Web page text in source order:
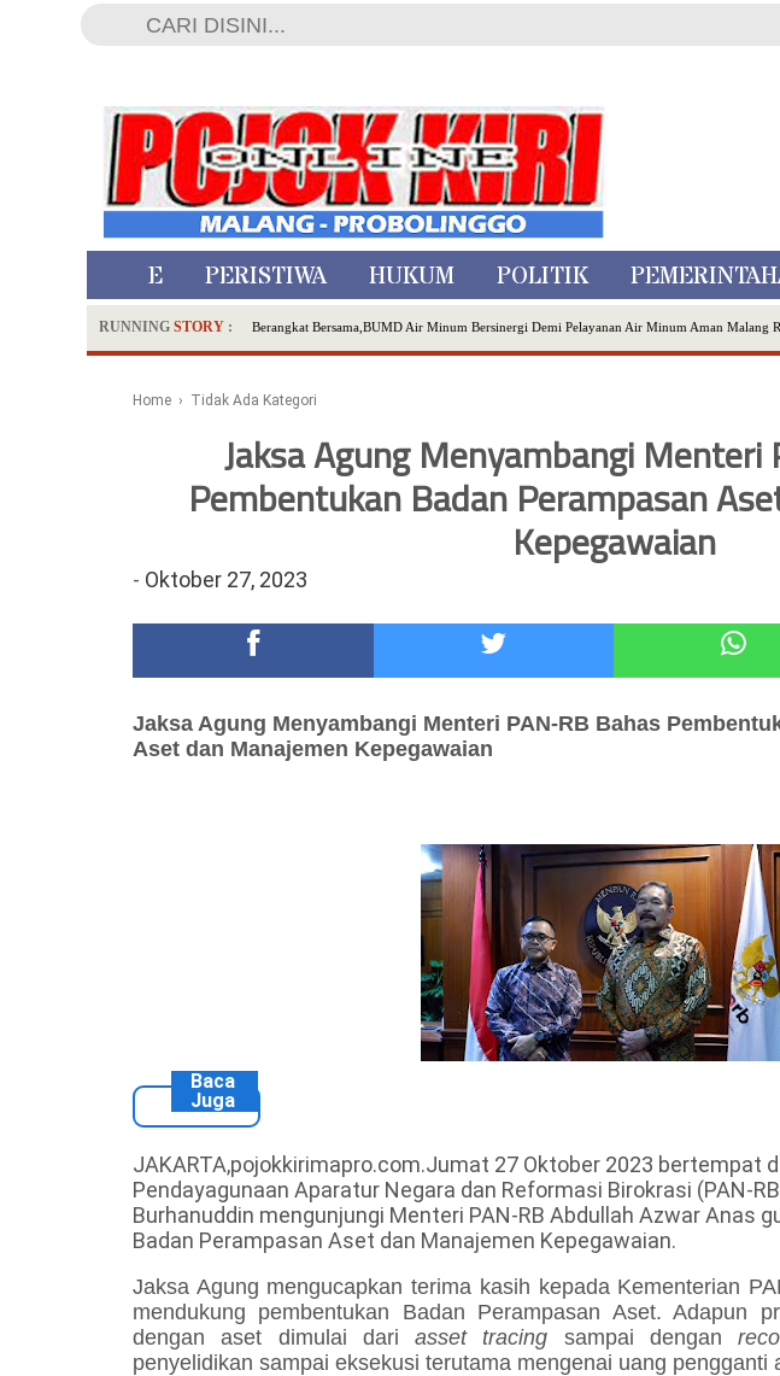
HOME PERISTIWA HUKUM POLITIK
RUNNING STORY : Berangkat Bersama,BUMD Air Minum Bersinergi Demi Pelayanan Air Minum Aman Malang
Dua Pelaku Pembunuhan Manusia Silver di Probolinggo Ditangkap di Kediri,Satu Buron
Hadirkan Tujuh Sapta Pesona Wisata di Amfiteater, Mikutopia Buka Rekrutmen
Polsek Wonoasih Perkuat Ketahanan Pangan Lewat Dialog Bersama Petani
RILIS RAPAT PLENO TERBUKA PEMUTAKHIRAN DATA PEMILIH BERKELANJUTAN
Tugu Tirta Usung 'Smart Water City' di Indonesia City Expo APEKSI XVIII Medan
Meriah,Peringati Hari Bhayangkara ke-80,Polres Batu Gelar Kapolres Cup 9 Ball
Home › Tidak Ada Kategori
Jaksa Agung Menyambangi Menteri
Pembentukan Badan Perampasan
Kepegawaian
- Oktober 27, 2023
Jaksa Agung Menyambangi Menteri PAN-RB Bahas
Aset dan Manajemen Kepegawaian
Baca
Juga
JAKARTA,pojokkirimapro.com.Jumat 27 Oktober 2023 bertempat
Pendayagunaan Aparatur Negara dan Reformasi Birokrasi (PAN-
Burhanuddin mengunjungi Menteri PAN-RB Abdullah Azwar Anas
Badan Perampasan Aset dan Manajemen Kepegawaian.
Jaksa Agung mengucapkan terima kasih kepada Kementerian
mendukung pembentukan Badan Perampasan Aset. Adapun
dengan aset dimulai dari asset tracing sampai dengan
penyelidikan sampai eksekusi terutama mengenai uang pengganti